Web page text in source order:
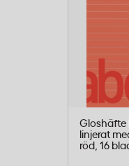
Gloshäfte
linjerat
röd, 16